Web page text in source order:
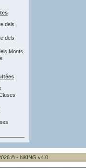
dels
dels
Monts
© - biKING v4.0